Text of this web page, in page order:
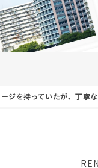
ジを持っていたが、丁寧